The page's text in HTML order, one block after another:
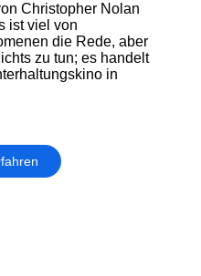
Christopher Nolan
ist viel von
die Rede, aber
zu tun; es handelt
in